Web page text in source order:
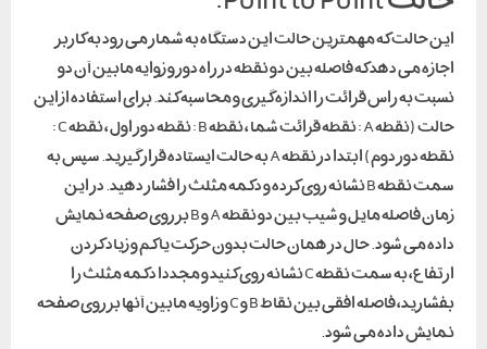
این حالت که مهمترین حالت این دستگاه به شمار می رود به کاربر
اجازه می دهد که فاصله بین دو نقطه در راه دور و زوایه مابین آن دو
نسبت به راس قرائت را اندازه گیری و محاسبه کند. برای استفاده از این
حالت (نقطه A : نقطه قرائت شما ، نقطه B : نقطه دور اول ، نقطه C :
نقطه دور دوم) ابتدا در نقطه A به حالت ایستاده قرار گیرید. سپس به
سمت نقطه B نشانه روی کرده و دکمه مثلث را فشار دهید. در این
زمان فاصله مایل و شیب بین دو نقطه A و B بر روی صفحه نمایش
داده می شود. حال در همان حالت بدون حرکت یا کم و زیاد کردن
ارتفاع، به سمت نقطه C نشانه روی کنید و مجددا دکمه مثلث را
بفشارید، فاصله افقی بین نقاط B و C و زاویه مابین آنها بر روی صفحه
نمایش داده می شود.